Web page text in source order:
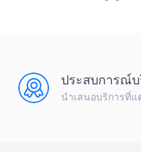
ประสบการณ์
นำเสนอบริการที่แ